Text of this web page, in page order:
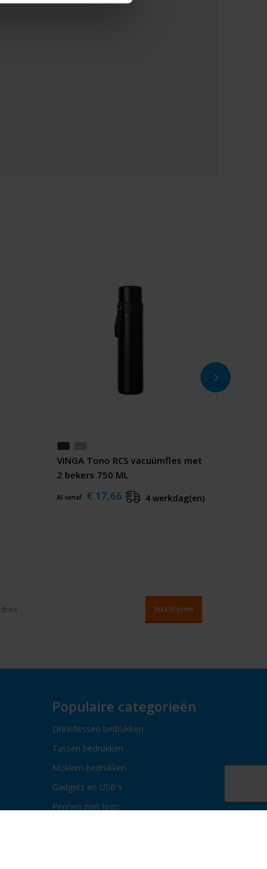
VINGA Tono RCS vacuümfles met
2 bekers 750 ML
Al vanaf € 17,66 4 werkdag(en)
Populaire categorieën
Drinkflessen bedrukken
Tassen bedrukken
Mokken bedrukken
Gadgets en USB's
Pennen met logo